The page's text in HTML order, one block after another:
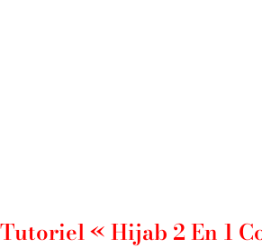
Tutoriel « Hijab 2 En 1